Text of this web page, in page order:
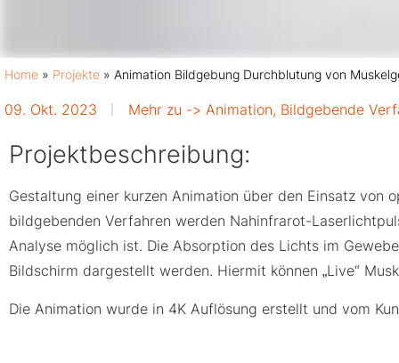
Home » Projekte » Animation Bildgebung Durchblutung von
09. Okt. 2023 Mehr zu -> Animation, Bildgebende
Projektbeschreibung:
Gestaltung einer kurzen Animation über den Einsatz von
bildgebenden Verfahren werden Nahinfrarot-
Analyse möglich ist. Die Absorption des Lichts im
Bildschirm dargestellt werden. Hiermit können „Live“
Die Animation wurde in 4K Auflösung erstellt und vom